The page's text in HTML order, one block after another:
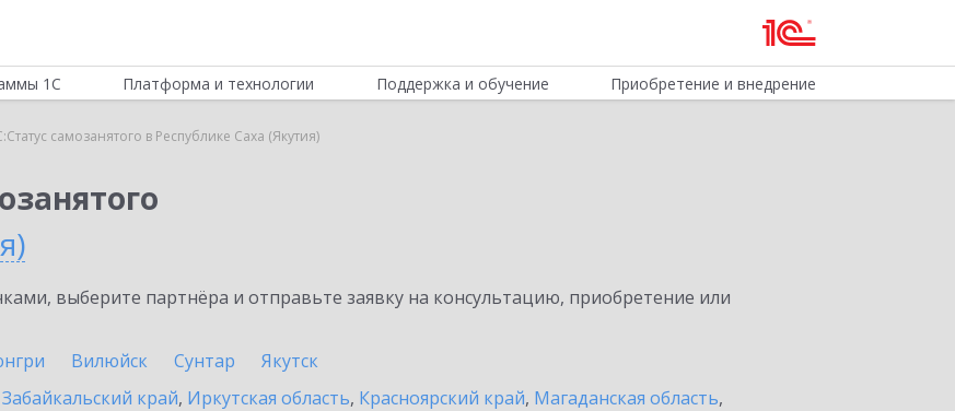
1С Платформа и технологии Поддержка и обучение Приобретение и внедрение
самозанятого в Республике Саха (Якутия)
выберите партнёра и отправьте заявку на консультацию, приобретение или
Вилюйск Сунтар
Якутск
Забайкальский край, Иркутская область, Красноярский край, Магаданская область,